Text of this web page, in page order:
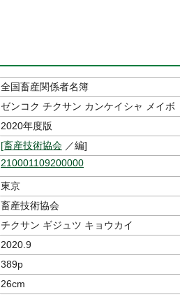
全国畜産関係者名簿
ゼンコク チクサン カンケイシャ メイボ
2020年度版
[畜産技術協会 ／編]
210001109200000
東京
畜産技術協会
チクサン ギジュツ キョウカイ
2020.9
389p
26cm